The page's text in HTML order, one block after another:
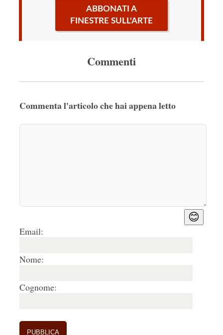
ABBONATI A
FINESTRE SULL'ARTE
Commenti
Commenta l'articolo che hai appena letto
😊
Email:
Nome:
Cognome: